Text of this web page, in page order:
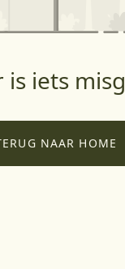
is iets
NAAR HOME